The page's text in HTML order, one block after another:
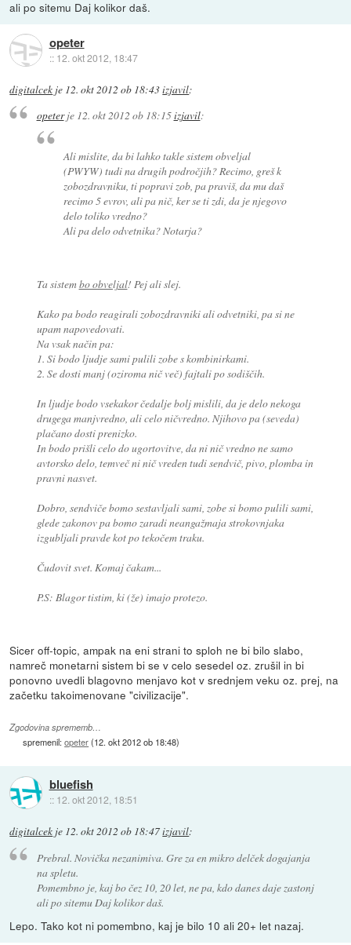
ali po sitemu Daj kolikor daš.
opeter
:: 12. okt 2012, 18:47
digitalcek je 12. okt 2012 ob 18:43izjavil:
opeterje 12. okt 2012 ob 18:15izjavil:
Ali mislite, da bi lahko takle sistem obveljal
(PWYW) tudi na drugih področjih? Recimo, greš k
zobozdravniku, ti popravi zob, pa praviš, da mu daš
recimo 5 evrov, ali pa nič, ker se ti zdi, da je njegovo
delo toliko vredno?
Ali pa delo odvetnika? Notarja?
Ta sistembo obveljal! Pej ali slej.
Kako pa bodo reagirali zobozdravniki ali odvetniki, pa si ne
upam napovedovati.
Na vsak način pa:
1. Si bodo ljudje sami pulili zobe s kombinirkami.
2. Se dosti manj (oziroma nič več) fajtali po sodiščih.
In ljudje bodo vsekakor čedalje bolj mislili, da je delo nekoga
drugega manjvredno, ali celo ničvredno. Njihovo pa (seveda)
plačano dosti prenizko.
In bodo prišli celo do ugortovitve, da ni nič vredno ne samo
avtorsko delo, temveč ni nič vreden tudi sendvič, pivo, plomba in
pravni nasvet.
Dobro, sendviče bomo sestavljali sami, zobe si bomo pulili sami,
glede zakonov pa bomo zaradi neangažmaja strokovnjaka
izgubljali pravde kot po tekočem traku.
Čudovit svet. Komaj čakam...
P.S: Blagor tistim, ki (že) imajo protezo.
Sicer off-topic, ampak na eni strani to sploh ne bi bilo slabo,
namreč monetarni sistem bi se v celo sesedel oz. zrušil in bi
ponovno uvedli blagovno menjavo kot v srednjem veku oz. prej, na
začetku takoimenovane "civilizacije".
Zgodovina sprememb…
spremenil:opeter(12. okt 2012 ob 18:48)
bluefish
:: 12. okt 2012, 18:51
digitalcek je 12. okt 2012 ob 18:47izjavil:
Prebral. Novička nezanimiva. Gre za en mikro delček dogajanja
na spletu.
Pomembno je, kaj bo čez 10, 20 let, ne pa, kdo danes daje zastonj
ali po sitemu Daj kolikor daš.
Lepo. Tako kot ni pomembno, kaj je bilo 10 ali 20+ let nazaj.